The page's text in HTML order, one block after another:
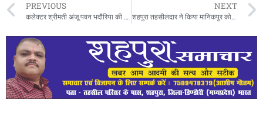
PREVIOUS
कलेक्टर श्रीमती अंजू पवन भदौरिया की अध्यक्षता में स्वास्थ्य एवं दिव्यांगजन शिविर तथा मध्यप्रदेश स्थापना दिवस की तैयारियों की समीक्षा बैठक संपन्न
NEXT
शहपुरा तहसीलदार ने किया मानिकपुर कोदो-कुटकी पंजीयन केंद्र का निरीक्षण